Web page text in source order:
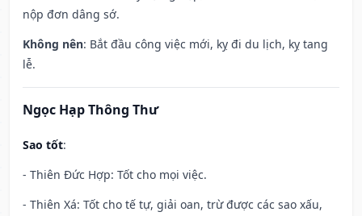
nộp đơn dâng sớ.
Không nên: Bắt đầu công việc mới, kỵ đi du lịch, kỵ tang
lễ.
Ngọc Hạp Thông Thư
Sao tốt:
- Thiên Đức Hợp: Tốt cho mọi việc.
- Thiên Xá: Tốt cho tế tự, giải oan, trừ được các sao xấu,